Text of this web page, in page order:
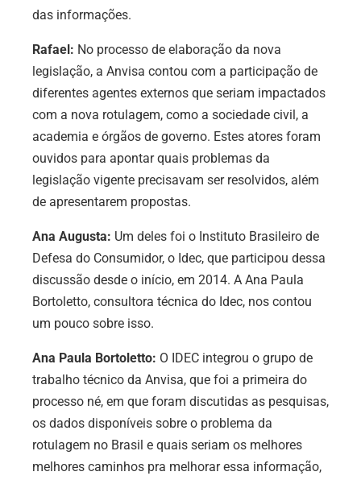
das informações.
Rafael: No processo de elaboração da nova
legislação, a Anvisa contou com a participação de
diferentes agentes externos que seriam impactados
com a nova rotulagem, como a sociedade civil, a
academia e órgãos de governo. Estes atores foram
ouvidos para apontar quais problemas da
legislação vigente precisavam ser resolvidos, além
de apresentarem propostas.
Ana Augusta: Um deles foi o Instituto Brasileiro de
Defesa do Consumidor, o Idec, que participou dessa
discussão desde o início, em 2014. A Ana Paula
Bortoletto, consultora técnica do Idec, nos contou
um pouco sobre isso.
Ana Paula Bortoletto: O IDEC integrou o grupo de
trabalho técnico da Anvisa, que foi a primeira do
processo né, em que foram discutidas as pesquisas,
os dados disponíveis sobre o problema da
rotulagem no Brasil e quais seriam os melhores
melhores caminhos pra melhorar essa informação,